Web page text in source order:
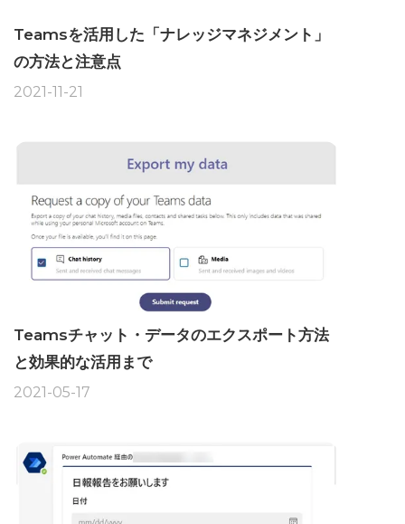
Teamsを活用した「ナレッジマネジメント」
の方法と注意点
2021-11-21
Teamsチャット・データのエクスポート方法
と効果的な活用まで
2021-05-17